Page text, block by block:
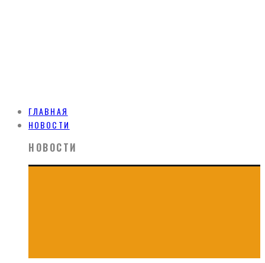
ГЛАВНАЯ
НОВОСТИ
НОВОСТИ